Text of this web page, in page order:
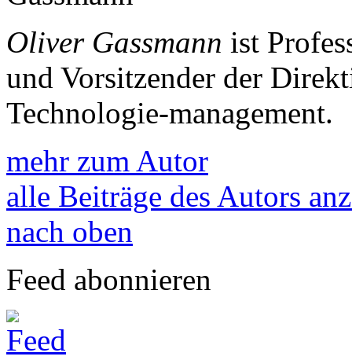
Oliver Gassmann ist
und Vorsitzender der
Technologie-management.
mehr zum Autor
alle Beiträge des Autors
nach oben
Feed abonnieren